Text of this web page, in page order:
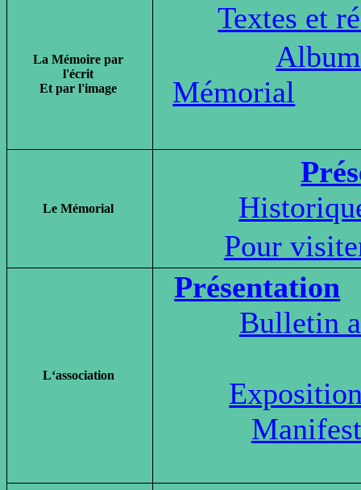
La Mémoire par
l'écrit
Et par l'image
Textes et
Mémorial
Le Mémorial
Pour
L‘association
Présentation
Bulletin